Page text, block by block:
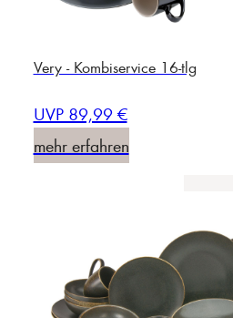
Very - Kombiservice 16-tlg
UVP 89,99 €
mehr erfahren